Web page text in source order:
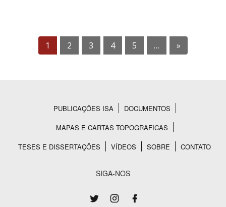
1 2 3 4 5 … »
Rodapé
PUBLICAÇÕES ISA
DOCUMENTOS
MAPAS E CARTAS TOPOGRAFICAS
TESES E DISSERTAÇÕES
VÍDEOS SOBRE CONTATO
SIGA-NOS